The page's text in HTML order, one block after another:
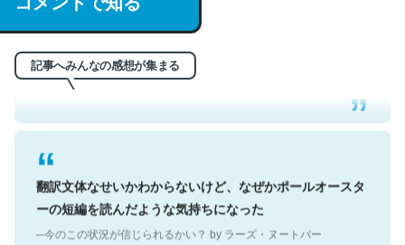
記事へみんなの感想が集まる
う。英語少しでも読める人は原文もお勧め。自分はこの流
れ好き。Let’s Fucking Go. Then Covid hit. Shit.
─今のこの状況が信じられるかい？ by ラーズ・ヌートバー
翻訳文体なせいかわからないけど、なぜかポールオースタ
ーの短編を読んだような気持ちになった